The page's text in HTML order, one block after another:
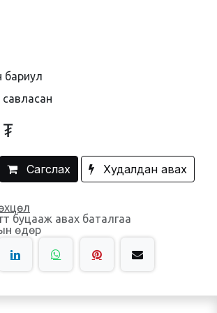
бариул
₮
Сагслах Худалдан авах
буцааж авах баталгаа
өдөр